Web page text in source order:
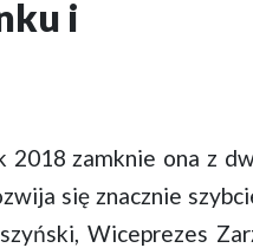
i
2018 zamknie ona z
się znacznie
Wiceprezes